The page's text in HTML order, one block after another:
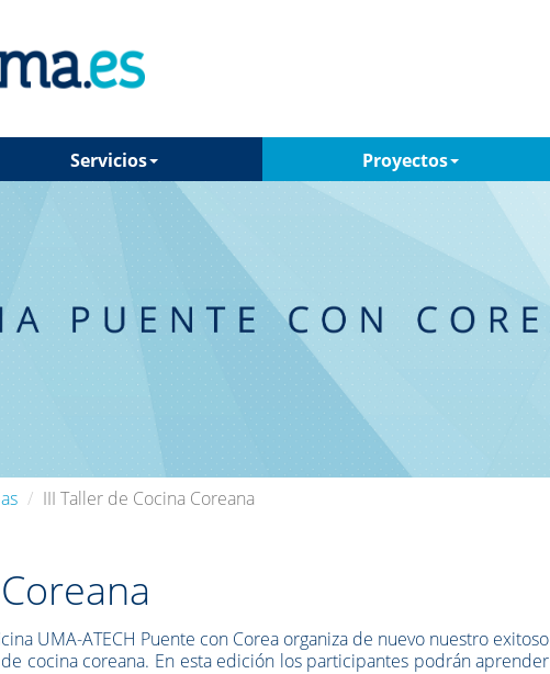
Servicios Proyectos
III Taller de Cocina Coreana
UMA-ATECH Puente con Corea organiza de nuevo nuestro exitoso
cocina coreana. En esta edición los participantes podrán aprender